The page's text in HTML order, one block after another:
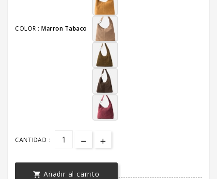
COLOR : Marron Tabaco
CANTIDAD :
 Añadir al carrito